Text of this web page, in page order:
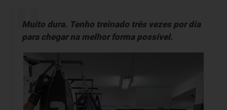
Muito dura. Tenho treinado três vezes por dia
para chegar na melhor forma possível.